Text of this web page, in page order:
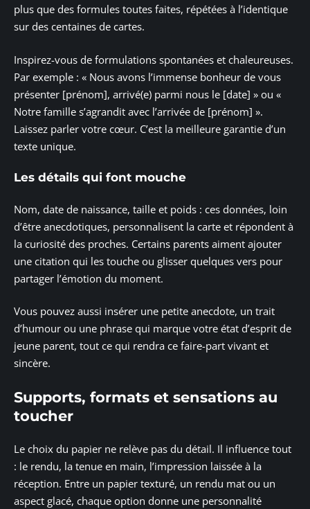
plus que des formules toutes faites, répétées à l’identique
sur des centaines de cartes.
Inspirez-vous de formulations spontanées et chaleureuses.
Par exemple : « Nous avons l’immense bonheur de vous
présenter [prénom], arrivé(e) parmi nous le [date] » ou «
Notre famille s’agrandit avec l’arrivée de [prénom] ».
Laissez parler votre cœur. C’est la meilleure garantie d’un
texte unique.
Les détails qui font mouche
Nom, date de naissance, taille et poids : ces données, loin
d’être anecdotiques, personnalisent la carte et répondent à
la curiosité des proches. Certains parents aiment ajouter
une citation qui les touche ou glisser quelques vers pour
partager l’émotion du moment.
Vous pouvez aussi insérer une petite anecdote, un trait
d’humour ou une phrase qui marque votre état d’esprit de
jeune parent, tout ce qui rendra ce faire-part vivant et
sincère.
Supports, formats et sensations au
toucher
Le choix du papier ne relève pas du détail. Il influence tout
: le rendu, la tenue en main, l’impression laissée à la
réception. Entre un papier texturé, un rendu mat ou un
aspect glacé, chaque option donne une personnalité